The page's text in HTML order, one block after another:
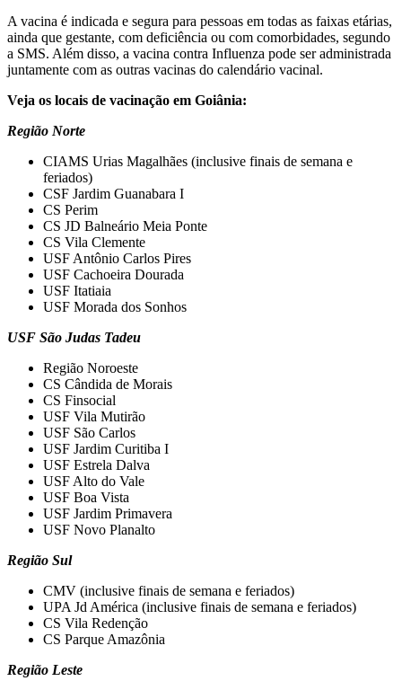
A vacina é indicada e segura para pessoas em todas as faixas etárias,
ainda que gestante, com deficiência ou com comorbidades, segundo
a SMS. Além disso, a vacina contra Influenza pode ser administrada
juntamente com as outras vacinas do calendário vacinal.
Veja os locais de vacinação em Goiânia:
Região Norte
CIAMS Urias Magalhães (inclusive finais de semana e
feriados)
CSF Jardim Guanabara I
CS Perim
CS JD Balneário Meia Ponte
CS Vila Clemente
USF Antônio Carlos Pires
USF Cachoeira Dourada
USF Itatiaia
USF Morada dos Sonhos
USF São Judas Tadeu
Região Noroeste
CS Cândida de Morais
CS Finsocial
USF Vila Mutirão
USF São Carlos
USF Jardim Curitiba I
USF Estrela Dalva
USF Alto do Vale
USF Boa Vista
USF Jardim Primavera
USF Novo Planalto
Região Sul
CMV (inclusive finais de semana e feriados)
UPA Jd América (inclusive finais de semana e feriados)
CS Vila Redenção
CS Parque Amazônia
Região Leste